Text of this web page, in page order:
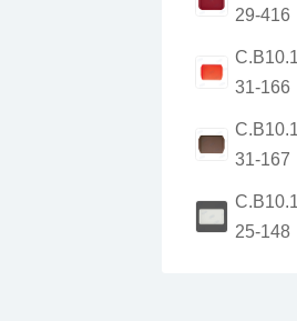
29-416
31-166
31-167
25-148